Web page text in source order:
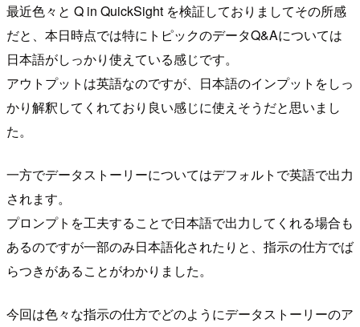
最近色々と Q in QuickSight を検証しておりましてその所感
だと、本日時点では特にトピックのデータQ&Aについては
日本語がしっかり使えている感じです。
アウトプットは英語なのですが、日本語のインプットをしっ
かり解釈してくれており良い感じに使えそうだと思いまし
た。
一方でデータストーリーについてはデフォルトで英語で出力
されます。
プロンプトを工夫することで日本語で出力してくれる場合も
あるのですが一部のみ日本語化されたりと、指示の仕方でば
らつきがあることがわかりました。
今回は色々な指示の仕方でどのようにデータストーリーのア